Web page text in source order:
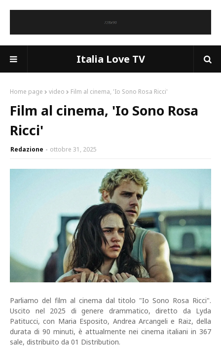
Italia Love TV
Home page video Film al cinema, 'Io Sono Rosa Ricci'
Film al cinema, 'Io Sono Rosa
Ricci'
Redazione ottobre 31, 2025
Parliamo del film al cinema dal titolo "Io Sono Rosa Ricci".
Uscito nel 2025 di genere drammatico, diretto da Lyda
Patitucci, con Maria Esposito, Andrea Arcangeli e Raiz, della
durata di 90 minuti, è attualmente nei cinema italiani in 367
sale, distribuito da 01 Distribution.